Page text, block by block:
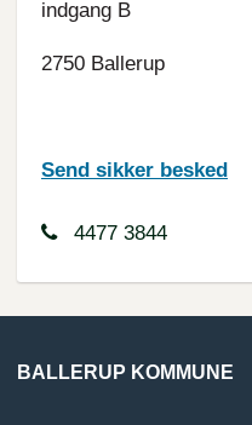
indgang B
2750 Ballerup
Send sikker besked
4477 3844
BALLERUP KOMMUNE